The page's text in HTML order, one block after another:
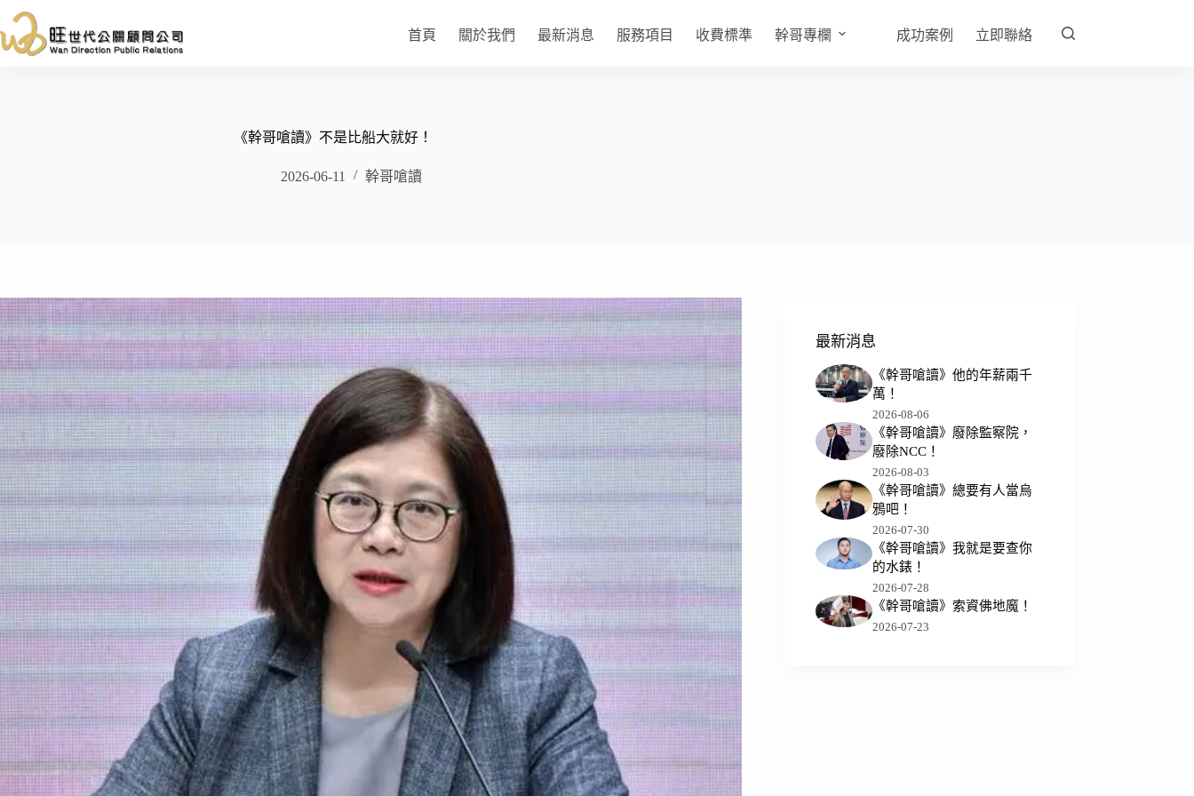
至
主
首頁 關於我們 最新消息 服務項目 收費標準 幹哥專欄 成功案例 立即聯絡
《幹哥嗆讀》不是比船大就好！
2026-06-11 幹哥嗆讀
最新消息
《幹哥嗆讀》他的年薪兩千
萬！
2026-08-06
《幹哥嗆讀》廢除監察院，
廢除NCC！
2026-08-03
《幹哥嗆讀》總要有人當烏
鴉吧！
2026-07-30
《幹哥嗆讀》我就是要查你
的水錶！
2026-07-28
《幹哥嗆讀》索資佛地魔！
2026-07-23